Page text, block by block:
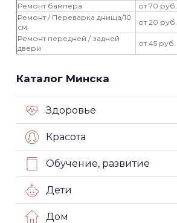
Ремонт бампера
от 70 руб.
Ремонт / Переварка днища/10
см
от 20 руб.
Ремонт передней / задней
двери
от 45 руб.
Каталог Минска
Здоровье
Красота
Обучение, развитие
Дети
Дом